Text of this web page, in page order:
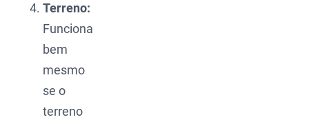
Terreno:
Funciona
bem
mesmo
se o
terreno